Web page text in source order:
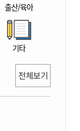
출산/육아
기타
전체보기